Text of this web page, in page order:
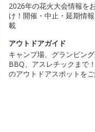
2026年の花火大会情報を
け！開催・中止・延期情
載
アウトドアガイド
キャンプ場、グランピン
BBQ、アスレチックまで
のアウトドアスポットを